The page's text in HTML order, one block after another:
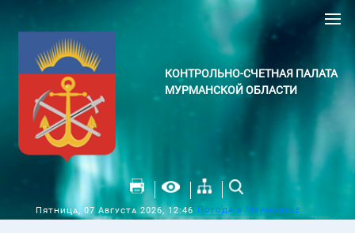
КОНТРОЛЬНО-СЧЕТНАЯ ПАЛАТА
МУРМАНСКОЙ ОБЛАСТИ
Пятница, 07 Августа 2026, 12:46 Погода в Мурманске